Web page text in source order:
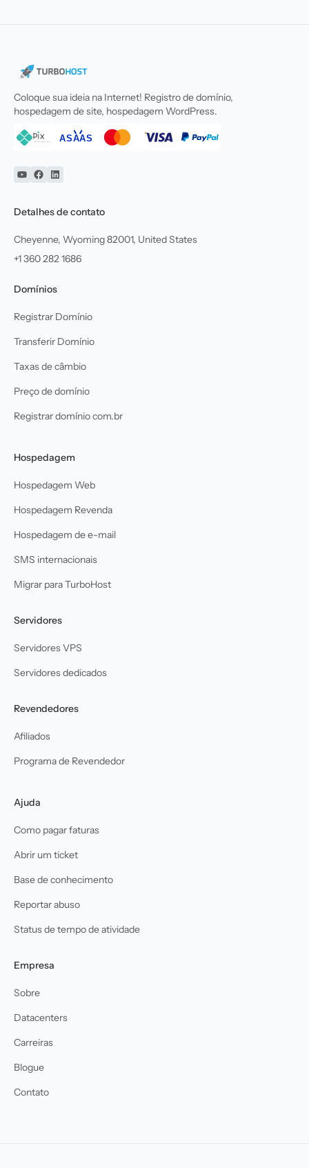
Coloque sua ideia na Internet! Registro de domínio,
hospedagem de site, hospedagem WordPress.
YouTube
Facebook
Linkedin
Detalhes de contato
Cheyenne, Wyoming 82001, United States
+1 360 282 1686
Domínios
Registrar Domínio
Transferir Domínio
Taxas de câmbio
Preço de domínio
Registrar domínio com.br
Hospedagem
Hospedagem Web
Hospedagem Revenda
Hospedagem de e-mail
SMS internacionais
Migrar para TurboHost
Servidores
Servidores VPS
Servidores dedicados
Revendedores
Afiliados
Programa de Revendedor
Ajuda
Como pagar faturas
Abrir um ticket
Base de conhecimento
Reportar abuso
Status de tempo de atividade
Empresa
Sobre
Datacenters
Carreiras
Blogue
Contato